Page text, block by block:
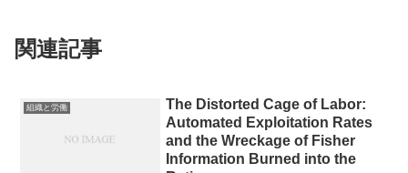
関連記事
組織と労働
The Distorted Cage of Labor:
Automated Exploitation Rates
and the Wreckage of Fisher
Information Burned into the